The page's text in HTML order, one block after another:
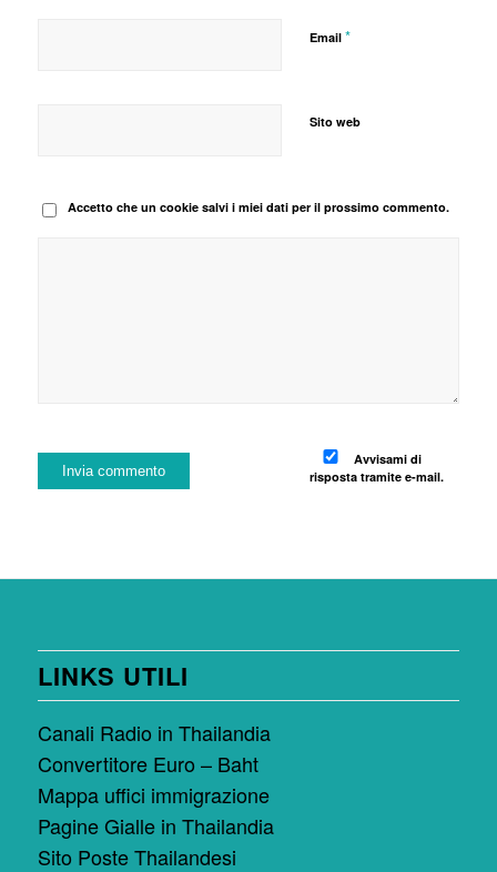
Email *
Sito web
Accetto che un cookie salvi i miei dati per il prossimo commento.
Avvisami di
risposta tramite e-mail.
LINKS UTILI
Canali Radio in Thailandia
Convertitore Euro – Baht
Mappa uffici immigrazione
Pagine Gialle in Thailandia
Sito Poste Thailandesi